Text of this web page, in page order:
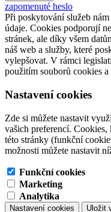
zapomenuté heslo
Při poskytování služeb
údaje. Cookies podporují
stránek, ale díky všem
náš web a služby, které
vylepšovat. V rámci
použitím souborů cookies
Nastavení cookies
Zde si můžete nastavit
vašich preferencí.
této stránky (funkční
možnosti můžete nastavit
Funkční cookies
Marketing
Analytika
Nastavení cookies Uložit